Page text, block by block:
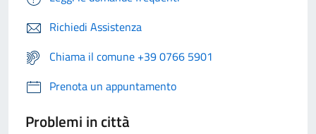
Richiedi Assistenza
Chiama il comune +39 0766 5901
Prenota un appuntamento
Problemi in città